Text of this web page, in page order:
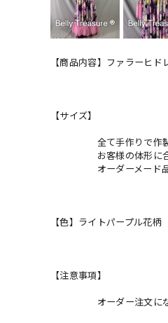
【商品内容】ファラーヒド
【サイズ】
全て手作りで作製致
お客様の体形に合わ
オーダーメード品なの
【色】ライトパープル花柄
【注意事項】
オーダー注文になりま